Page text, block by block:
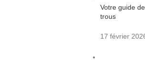
Votre guide
trous
17 février